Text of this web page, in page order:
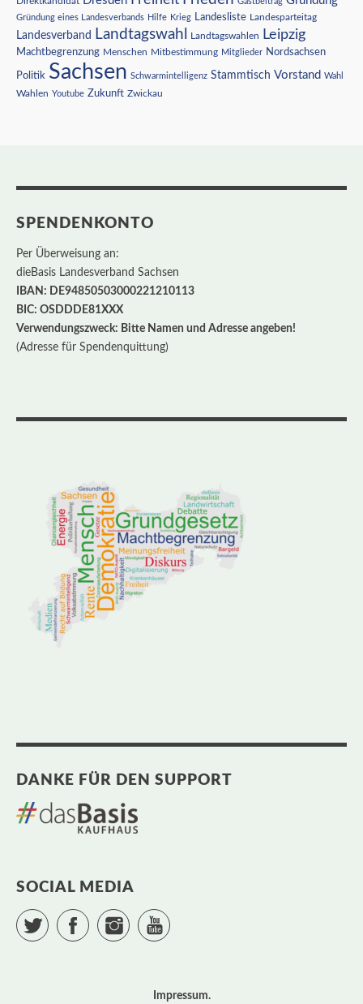
Gründung eines Landesverbands Hilfe Krieg Landesliste Landesparteitag
Landesverband Landtagswahl Landtagswahlen Leipzig
Machtbegrenzung Menschen Mitbestimmung Mitglieder Nordsachsen
Politik Sachsen Schwarmintelligenz Stammtisch Vorstand Wahl
Wahlen Youtube Zukunft Zwickau
SPENDENKONTO
Per Überweisung an:
dieBasis Landesverband Sachsen
IBAN: DE94850503000221210113
BIC: OSDDDE81XXX
Verwendungszweck: Bitte Namen und Adresse angeben!
(Adresse für Spendenquittung)
DANKE FÜR DEN SUPPORT
SOCIAL MEDIA
Twitter Facebook Instagram
Impressum